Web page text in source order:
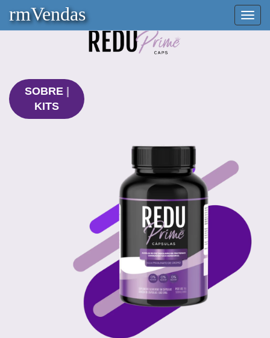
/
rmVendas
SOBRE
KITS